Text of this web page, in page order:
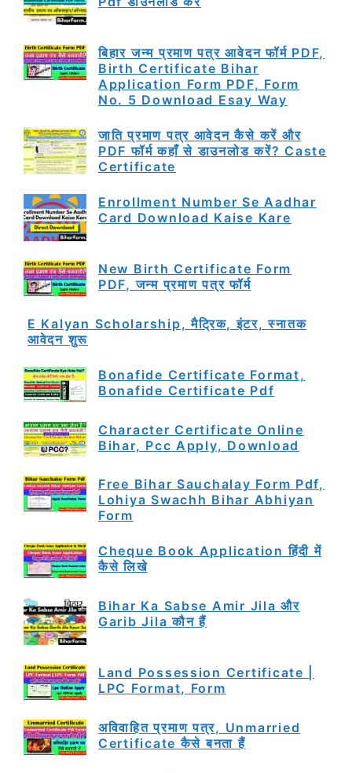
बिहार जन्म प्रमाण पत्र आवेदन फॉर्म PDF,
Birth Certificate Bihar
Application Form PDF, Form
No. 5 Download Esay Way
जाति प्रमाण पत्र आवेदन कैसे करें और
PDF फॉर्म कहाँ से डाउनलोड करें? Caste
Certificate
Enrollment Number Se Aadhar
Card Download Kaise Kare
New Birth Certificate Form
PDF, जन्म प्रमाण पत्र फॉर्म
E Kalyan Scholarship, मैट्रिक, इंटर, स्नातक
आवेदन शुरू
Bonafide Certificate Format,
Bonafide Certificate Pdf
Character Certificate Online
Bihar, Pcc Apply, Download
Free Bihar Sauchalay Form Pdf,
Lohiya Swachh Bihar Abhiyan
Form
Cheque Book Application हिंदी में
कैसे लिखे
Bihar Ka Sabse Amir Jila और
Garib Jila कौन हैं
Land Possession Certificate |
LPC Format, Form
अविवाहित प्रमाण पत्र, Unmarried
Certificate कैसे बनता हैं